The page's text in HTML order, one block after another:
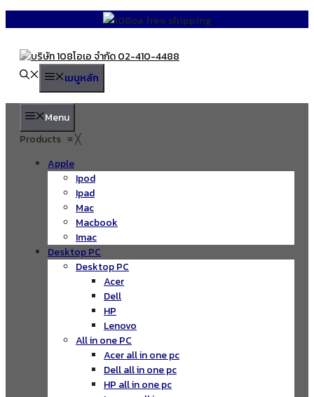
content
เมนูหลัก
Menu
Products ≡╳
Apple
Ipod
Ipad
Mac
Macbook
Imac
Desktop PC
Desktop PC
Acer
Dell
HP
Lenovo
All in one PC
Acer all in one pc
Dell all in one pc
HP all in one pc